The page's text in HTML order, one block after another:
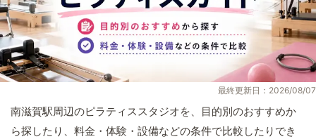
最終更新日：2026/08/07
南滋賀駅周辺のピラティススタジオを、目的別のおすすめか
ら探したり、料金・体験・設備などの条件で比較したりでき